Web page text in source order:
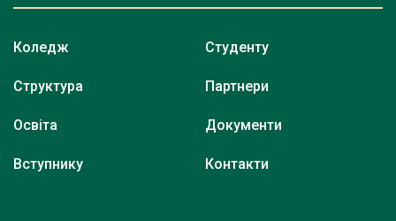
Коледж
Структура
Освіта
Вступнику
Студенту
Партнери
Документи
Контакти